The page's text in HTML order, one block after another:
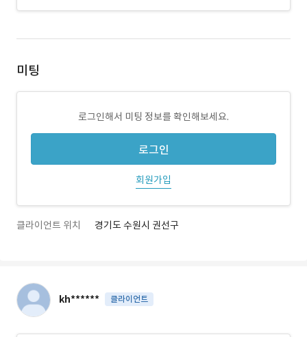
미팅
로그인해서 미팅 정보를 확인해보세요.
로그인
회원가입
클라이언트 위치 경기도 수원시 권선구
kh****** 클라이언트